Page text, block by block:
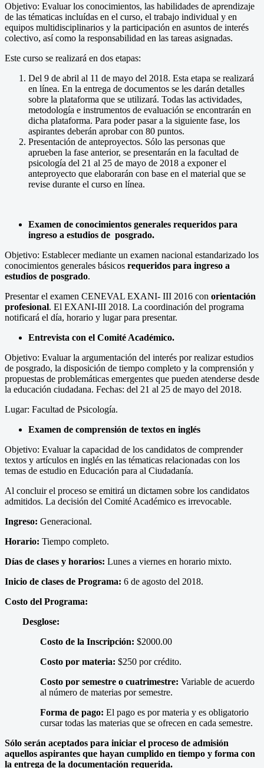
Objetivo: Evaluar los conocimientos, las habilidades de aprendizaje
de las tématicas incluídas en el curso, el trabajo individual y en
equipos multidisciplinarios y la participación en asuntos de interés
colectivo, así como la responsabilidad en las tareas asignadas.
Este curso se realizará en dos etapas:
Del 9 de abril al 11 de mayo del 2018. Esta etapa se realizará
en línea. En la entrega de documentos se les darán detalles
sobre la plataforma que se utilizará. Todas las actividades,
metodología e instrumentos de evaluación se encontrarán en
dicha plataforma. Para poder pasar a la siguiente fase, los
aspirantes deberán aprobar con 80 puntos.
Presentación de anteproyectos. Sólo las personas que
aprueben la fase anterior, se presentarán en la facultad de
psicología del 21 al 25 de mayo de 2018 a exponer el
anteproyecto que elaborarán con base en el material que se
revise durante el curso en línea.
Examen de conocimientos generales requeridos para
ingreso a estudios de posgrado.
Objetivo: Establecer mediante un examen nacional estandarizado los
conocimientos generales básicos requeridos para ingreso a
estudios de posgrado.
Presentar el examen CENEVAL EXANI- III 2016 con orientación
profesional. El EXANI-III 2018. La coordinación del programa
notificará el día, horario y lugar para presentar.
Entrevista con el Comité Académico.
Objetivo: Evaluar la argumentación del interés por realizar estudios
de posgrado, la disposición de tiempo completo y la comprensión y
propuestas de problemáticas emergentes que pueden atenderse desde
la educación ciudadana. Fechas: del 21 al 25 de mayo del 2018.
Lugar: Facultad de Psicología.
Examen de comprensión de textos en inglés
Objetivo: Evaluar la capacidad de los candidatos de comprender
textos y artículos en inglés en las tématicas relacionadas con los
temas de estudio en Educación para al Ciudadanía.
Al concluir el proceso se emitirá un dictamen sobre los candidatos
admitidos. La decisión del Comité Académico es irrevocable.
Ingreso: Generacional.
Horario: Tiempo completo.
Días de clases y horarios: Lunes a viernes en horario mixto.
Inicio de clases de Programa: 6 de agosto del 2018.
Costo del Programa:
Desglose:
Costo de la Inscripción: $2000.00
Costo por materia: $250 por crédito.
Costo por semestre o cuatrimestre: Variable de acuerdo
al número de materias por semestre.
Forma de pago: El pago es por materia y es obligatorio
cursar todas las materias que se ofrecen en cada semestre.
Sólo serán aceptados para iniciar el proceso de admisión
aquellos aspirantes que hayan cumplido en tiempo y forma con
la entrega de la documentación requerida.